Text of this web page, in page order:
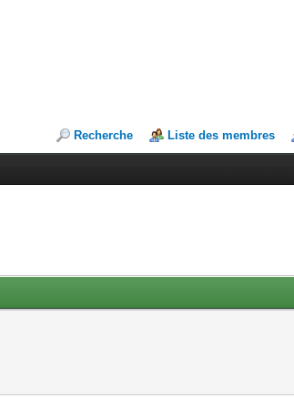
Recherche Liste des membres